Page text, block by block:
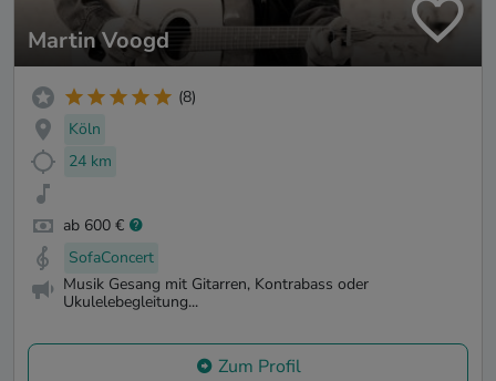
Martin Voogd
(8)
Köln
24 km
ab 600 €
SofaConcert
Musik Gesang mit Gitarren, Kontrabass oder
Ukulelebegleitung...
Zum Profil